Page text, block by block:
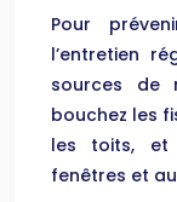
Pour
l’entretien
sources de
bouchez les
les toits, et
fenêtres et